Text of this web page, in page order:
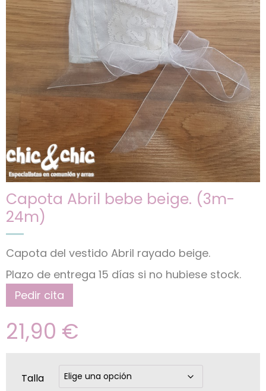
Capota Abril bebe beige. (3m-
24m)
Capota del vestido Abril rayado beige.
Plazo de entrega 15 días si no hubiese stock.
Pedir cita
21,90 €
Talla